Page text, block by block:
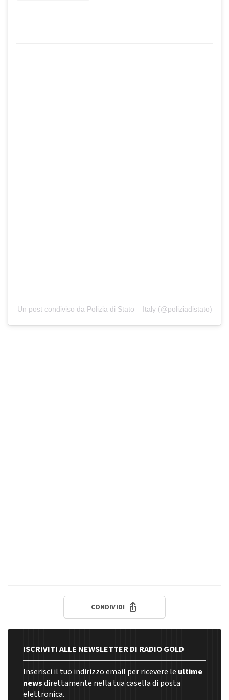
Un post condiviso da Polizia di Stato – Italy (@poliziadistato)
CONDIVIDI
ISCRIVITI ALLE NEWSLETTER DI RADIO GOLD
Inserisci il tuo indirizzo email per ricevere le ultime
newsdirettamente nella tua casella di posta
elettronica.